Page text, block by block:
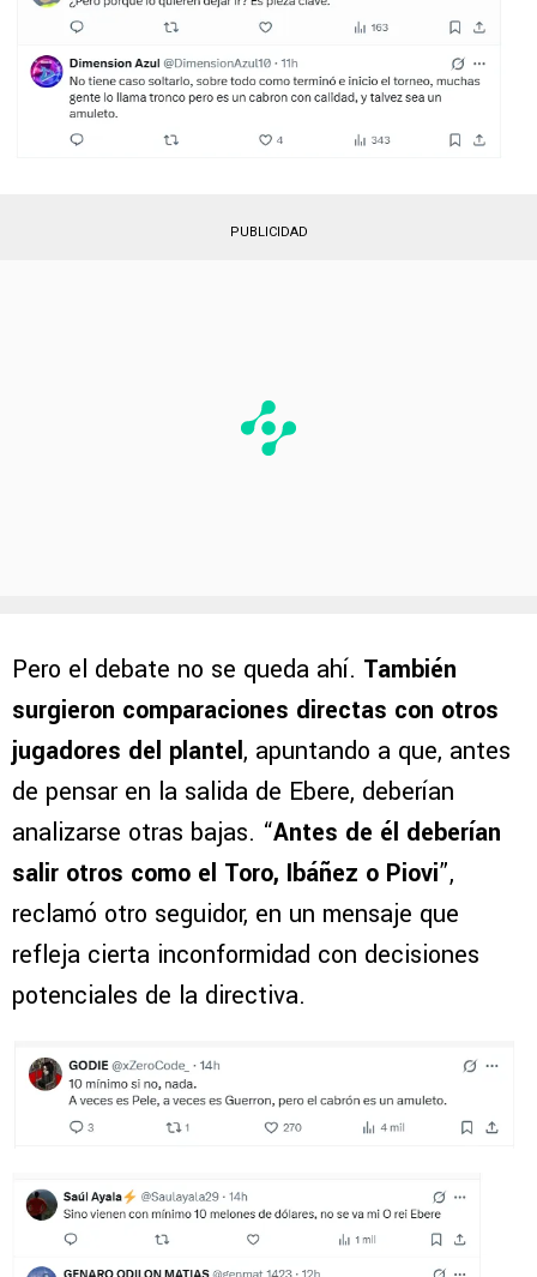
PUBLICIDAD
Pero el debate no se queda ahí. También
surgieron comparaciones directas con otros
jugadores del plantel, apuntando a que, antes
de pensar en la salida de Ebere, deberían
analizarse otras bajas. “Antes de él deberían
salir otros como el Toro, Ibáñez o Piovi”,
reclamó otro seguidor, en un mensaje que
refleja cierta inconformidad con decisiones
potenciales de la directiva.